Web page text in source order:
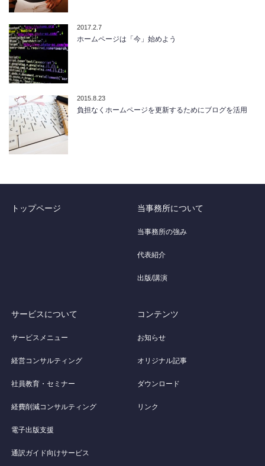
2017.2.7
ホームページは「今」始めよう
2015.8.23
負担なくホームページを更新するためにブログを活用
トップページ 当事務所について
当事務所の強み
代表紹介
出版/講演
サービスについて
サービスメニュー
経営コンサルティング
社員教育・セミナー
経費削減コンサルティング
電子出版支援
通訳ガイド向けサービス
コンテンツ
お知らせ
オリジナル記事
ダウンロード
リンク